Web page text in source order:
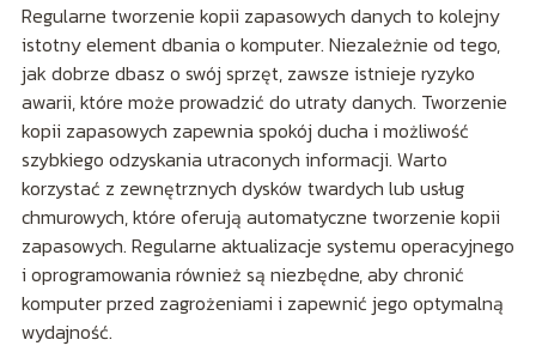
Regularne tworzenie kopii zapasowych danych to kolejny
istotny element dbania o komputer. Niezależnie od tego,
jak dobrze dbasz o swój sprzęt, zawsze istnieje ryzyko
awarii, które może prowadzić do utraty danych. Tworzenie
kopii zapasowych zapewnia spokój ducha i możliwość
szybkiego odzyskania utraconych informacji. Warto
korzystać z zewnętrznych dysków twardych lub usług
chmurowych, które oferują automatyczne tworzenie kopii
zapasowych. Regularne aktualizacje systemu operacyjnego
i oprogramowania również są niezbędne, aby chronić
komputer przed zagrożeniami i zapewnić jego optymalną
wydajność.